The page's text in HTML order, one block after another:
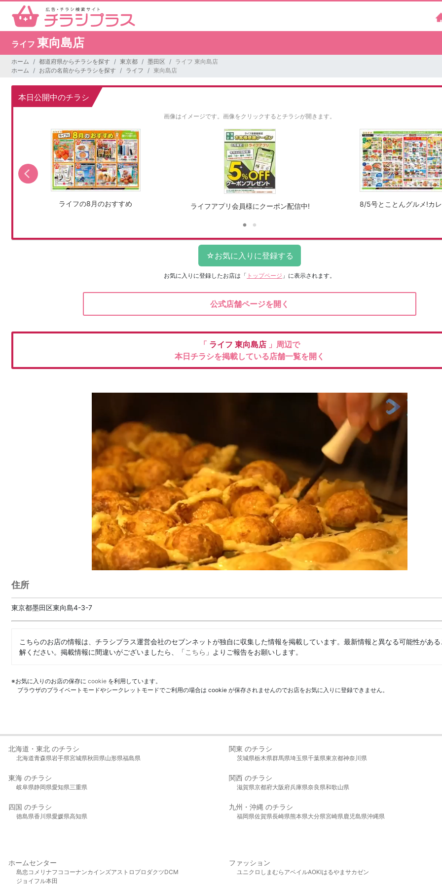
ライフ 東向島店
ホーム 都道府県からチラシを探す 東京都 墨田区
ライフ 東向島店
ホーム
お店の名前からチラシを探す ライフ 東向島店
本日公開中のチラシ
画像はイメージです。 画像をクリックするとチラシが開きます。
ライフの8月のおすすめ ライフアプリ会員様にクーポン配信中! 8/5号とことんグルメ!カ
お気に入りに登録したお店は 「 トップページ 」に表示されます。
公式店舗ページを開く
「 ライフ 東向島店 」周辺で
本日チラシを掲載している店舗一覧を開く
住所
東京都墨田区東向島4-3-7
こちらのお店の情報は、チラシプラス運営会社のセブンネットが独自に収集した情報を掲載しています。最新情報と異なる可能性があ
解ください。掲載情報に間違いがございましたら、「こちら 」よりご報告をお願いします。
※お気に入りのお店の保存に cookie を利用しています。
ブラウザのプライベートモードやシークレットモードでご利用の場合は cookie が保存されませんのでお店をお気に入りに登録できません。
北海道・東北 のチラシ
北海道青森県岩手県宮城県秋田県山形県福島県
関東 のチラシ
茨城県栃木県群馬県埼玉県千葉県東京都神奈川県
東海 のチラシ
岐阜県静岡県愛知県三重県
関西 のチラシ
滋賀県京都府大阪府兵庫県奈良県和歌山県
四国 のチラシ
徳島県香川県愛媛県高知県
九州・沖縄 のチラシ
福岡県佐賀県長崎県熊本県大分県宮崎県鹿児島県沖縄県
ホームセンター
島忠 コメリ ナフコ コーナンカインズアストロプロダクツDCM
ジョイフル本田
ファッション
ユニクロ しまむら アベイルAOKIはるやま サカゼン